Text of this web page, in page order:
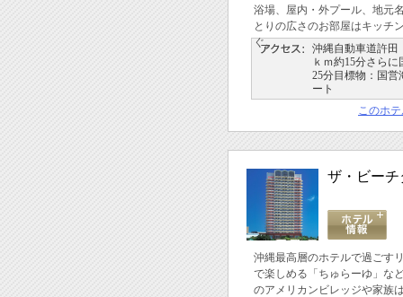
浴場、屋内・外プール、地元
とりの広さのお部屋はキッチ
ぐ。
沖縄自動車道許田
ｋｍ約15分さら
25分目標物：国営
ート
このホ
ザ・ビー
沖縄最高層のホテルで過ごす
で楽しめる「ちゅらーゆ」な
のアメリカンビレッジや家族